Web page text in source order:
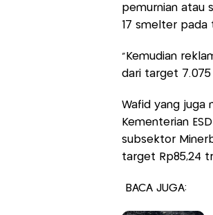
pemurnian atau
17 smelter pada
"Kemudian
dari target 7.075
Wafid yang juga
Kementerian
subsektor
target Rp85,24
BACA JUGA: